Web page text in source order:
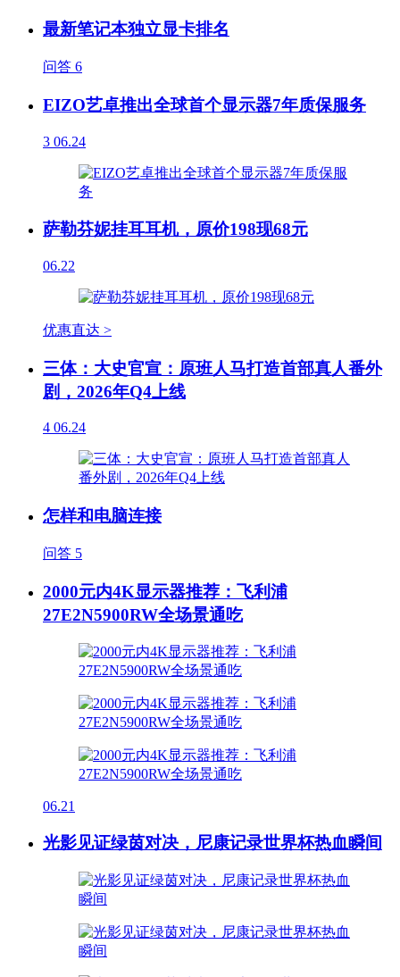
最新笔记本独立显卡排名
问答 6
EIZO艺卓推出全球首个显示器7年质保服务
3 06.24
萨勒芬妮挂耳耳机，原价198现68元
06.22
优惠直达 >
三体：大史官宣：原班人马打造首部真人番外
剧，2026年Q4上线
4 06.24
怎样和电脑连接
问答 5
2000元内4K显示器推荐：飞利浦
27E2N5900RW全场景通吃
06.21
光影见证绿茵对决，尼康记录世界杯热血瞬间